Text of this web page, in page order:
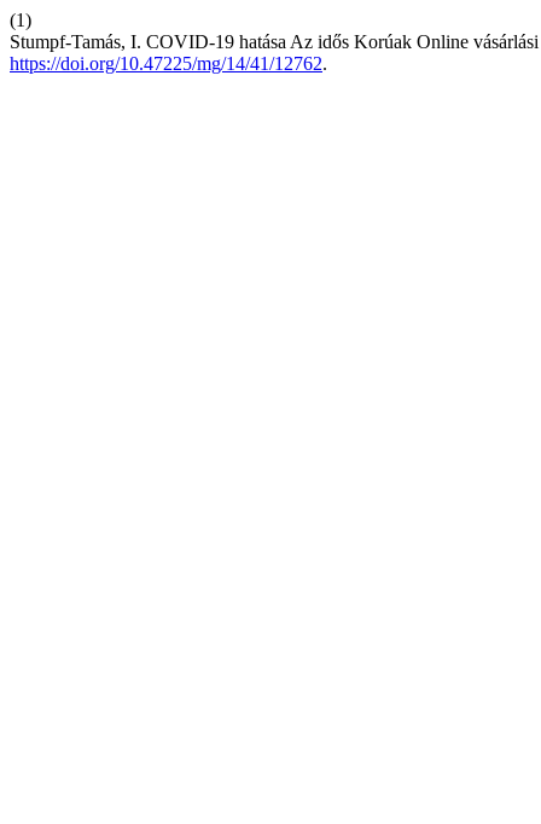
(1)
Stumpf-Tamás, I. COVID-19 hatása Az idős Korúak Online
https://doi.org/10.47225/mg/14/41/12762.